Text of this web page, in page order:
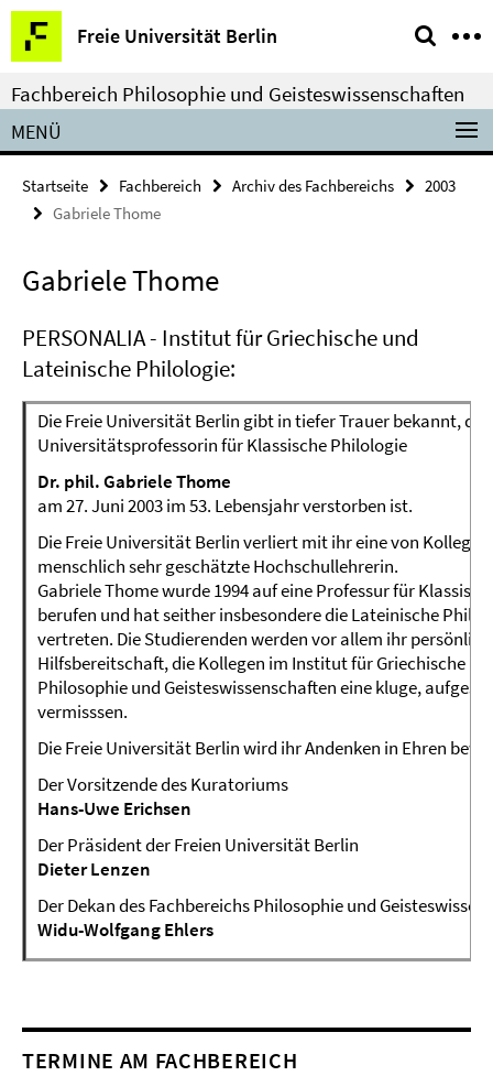
Springe
direkt
zu
Inhalt
Freie Universität Berlin
Service-
Navigation
Fachbereich Philosophie und Geisteswissenschaften
MENÜ
Startseite Fachbereich Archiv des Fachbereichs
2003
Gabriele Thome
Gabriele Thome
PERSONALIA - Institut für Griechische und
Lateinische Philologie:
Die Freie Universität Berlin gibt in tiefer Trauer bekannt,
Universitätsprofessorin für Klassische Philologie
Dr. phil. Gabriele Thome
am 27. Juni 2003 im 53. Lebensjahr verstorben ist.
Die Freie Universität Berlin verliert mit ihr eine von
menschlich sehr geschätzte Hochschullehrerin.
Gabriele Thome wurde 1994 auf eine Professur für
berufen und hat seither insbesondere die Lateinische
vertreten. Die Studierenden werden vor allem ihr
Hilfsbereitschaft, die Kollegen im Institut für Griechische
Philosophie und Geisteswissenschaften eine kluge,
vermisssen.
Die Freie Universität Berlin wird ihr Andenken in Ehren
Der Vorsitzende des Kuratoriums
Hans-Uwe Erichsen
Der Präsident der Freien Universität Berlin
Dieter Lenzen
Der Dekan des Fachbereichs Philosophie und
Widu-Wolfgang Ehlers
TERMINE AM FACHBEREICH